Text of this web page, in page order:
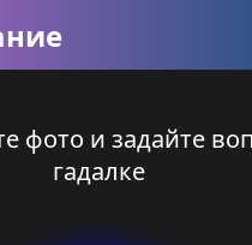
фото и задайте
гадалке